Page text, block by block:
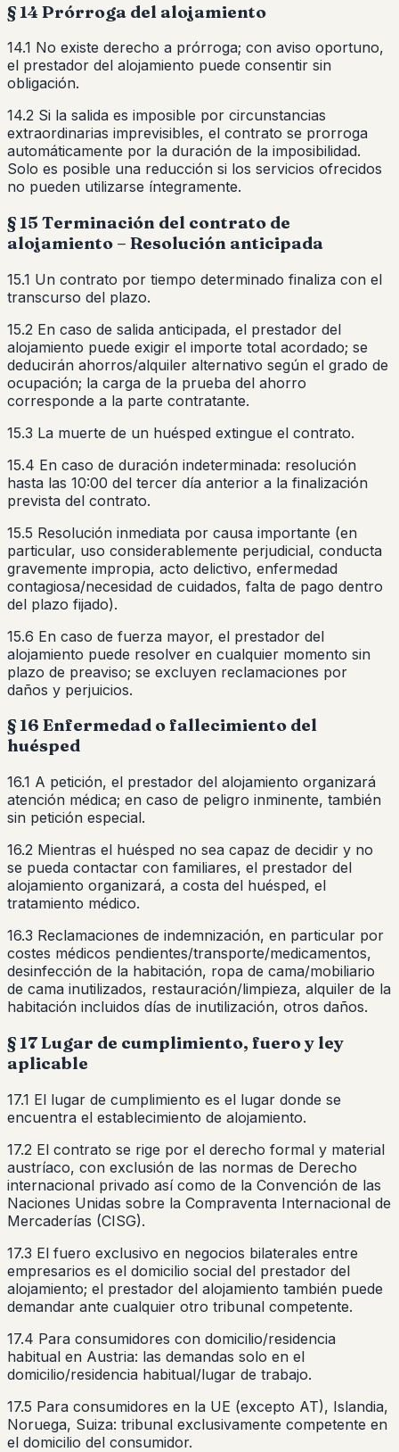
§ 14 Prórroga del alojamiento
14.1 No existe derecho a prórroga; con aviso oportuno,
el prestador del alojamiento puede consentir sin
obligación.
14.2 Si la salida es imposible por circunstancias
extraordinarias imprevisibles, el contrato se prorroga
automáticamente por la duración de la imposibilidad.
Solo es posible una reducción si los servicios ofrecidos
no pueden utilizarse íntegramente.
§ 15 Terminación del contrato de
alojamiento – Resolución anticipada
15.1 Un contrato por tiempo determinado finaliza con el
transcurso del plazo.
15.2 En caso de salida anticipada, el prestador del
alojamiento puede exigir el importe total acordado; se
deducirán ahorros/alquiler alternativo según el grado de
ocupación; la carga de la prueba del ahorro
corresponde a la parte contratante.
15.3 La muerte de un huésped extingue el contrato.
15.4 En caso de duración indeterminada: resolución
hasta las 10:00 del tercer día anterior a la finalización
prevista del contrato.
15.5 Resolución inmediata por causa importante (en
particular, uso considerablemente perjudicial, conducta
gravemente impropia, acto delictivo, enfermedad
contagiosa/necesidad de cuidados, falta de pago dentro
del plazo fijado).
15.6 En caso de fuerza mayor, el prestador del
alojamiento puede resolver en cualquier momento sin
plazo de preaviso; se excluyen reclamaciones por
daños y perjuicios.
§ 16 Enfermedad o fallecimiento del
huésped
16.1 A petición, el prestador del alojamiento organizará
atención médica; en caso de peligro inminente, también
sin petición especial.
16.2 Mientras el huésped no sea capaz de decidir y no
se pueda contactar con familiares, el prestador del
alojamiento organizará, a costa del huésped, el
tratamiento médico.
16.3 Reclamaciones de indemnización, en particular por
costes médicos pendientes/transporte/medicamentos,
desinfección de la habitación, ropa de cama/mobiliario
de cama inutilizados, restauración/limpieza, alquiler de la
habitación incluidos días de inutilización, otros daños.
§ 17 Lugar de cumplimiento, fuero y ley
aplicable
17.1 El lugar de cumplimiento es el lugar donde se
encuentra el establecimiento de alojamiento.
17.2 El contrato se rige por el derecho formal y material
austríaco, con exclusión de las normas de Derecho
internacional privado así como de la Convención de las
Naciones Unidas sobre la Compraventa Internacional de
Mercaderías (CISG).
17.3 El fuero exclusivo en negocios bilaterales entre
empresarios es el domicilio social del prestador del
alojamiento; el prestador del alojamiento también puede
demandar ante cualquier otro tribunal competente.
17.4 Para consumidores con domicilio/residencia
habitual en Austria: las demandas solo en el
domicilio/residencia habitual/lugar de trabajo.
17.5 Para consumidores en la UE (excepto AT), Islandia,
Noruega, Suiza: tribunal exclusivamente competente en
el domicilio del consumidor.